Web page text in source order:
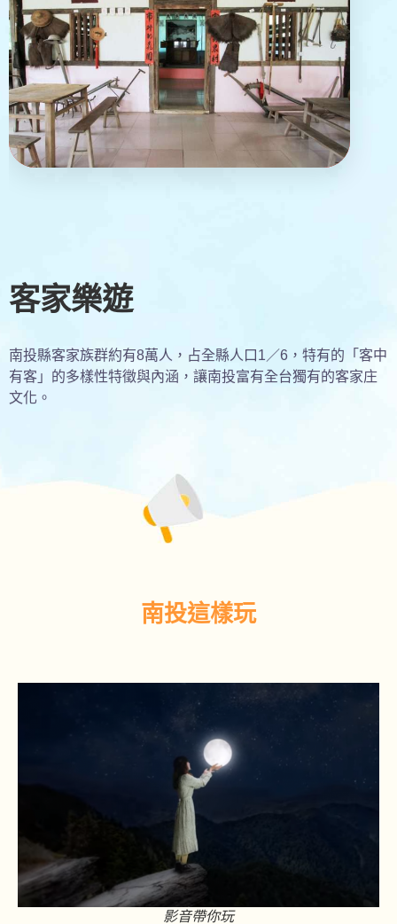
客家樂遊
南投縣客家族群約有8萬人，占全縣人口1／6，特有的「客中
有客」的多樣性特徵與內涵，讓南投富有全台獨有的客家庄
文化。
南投這樣玩
影音帶你玩